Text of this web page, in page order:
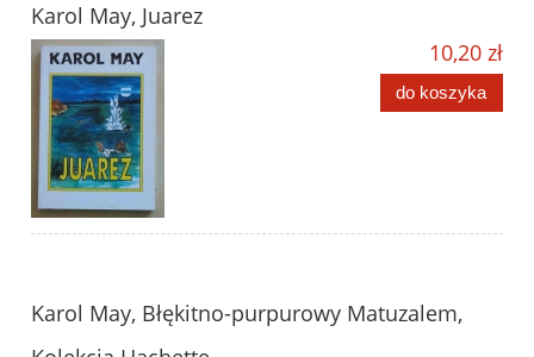
Karol May, Juarez
10,20 zł
do koszyka
Karol May, Błękitno-purpurowy Matuzalem,